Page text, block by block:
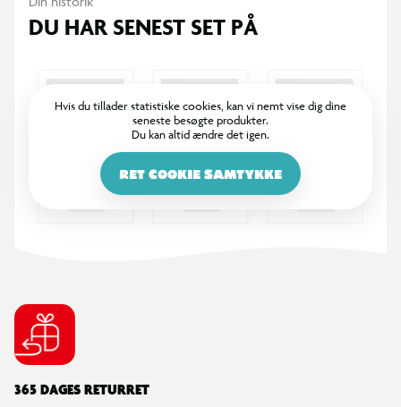
DU HAR SENEST SET PÅ
Hvis du tillader statistiske cookies, kan vi nemt vise dig dine
seneste besøgte produkter.
Du kan altid ændre det igen.
RET COOKIE SAMTYKKE
365 DAGES RETURRET